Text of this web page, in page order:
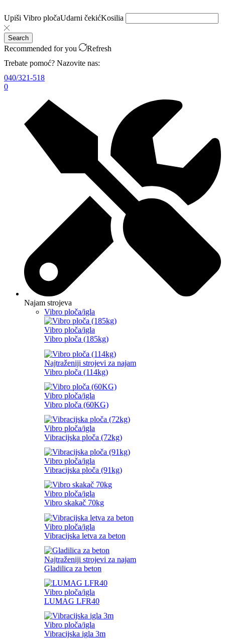
Upiši Vibro pločaUdarni čekićKosilia
Search
Recommended for you
Refresh
Trebate pomoć? Nazovite nas:
040/321-518
0
Najam strojeva
Vibro ploča/igla
Vibro ploča/igla
Vibro ploča (185kg)
Najtraženiji strojevi za najam
Vibro ploča (114kg)
Vibro ploča/igla
Vibro ploča (60KG)
Vibro ploča/igla
Vibracijska ploča (72kg)
Vibro ploča/igla
Vibracijska ploča (91kg)
Vibro ploča/igla
Vibro skakač 70kg
Vibro ploča/igla
Vibracijska letva za beton
Najtraženiji strojevi za najam
Gladilica za beton
Vibro ploča/igla
LUMAG LFR40
Vibro ploča/igla
Vibracijska igla 3m